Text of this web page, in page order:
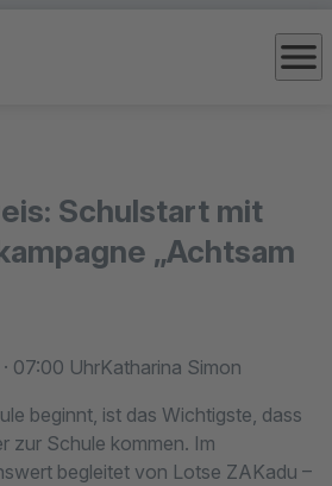
menu
Schulstart mit
„Achtsam
· 07:00 UhrKatharina Simon
beginnt, ist das Wichtigste, dass
zur Schule kommen. Im
begleitet von Lotse ZAKadu –